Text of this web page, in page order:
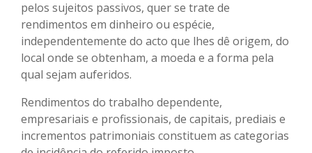
pelos sujeitos passivos, quer se trate de
rendimentos em dinheiro ou espécie,
independentemente do acto que lhes dê origem, do
local onde se obtenham, a moeda e a forma pela
qual sejam auferidos.
Rendimentos do trabalho dependente,
empresariais e profissionais, de capitais, prediais e
incrementos patrimoniais constituem as categorias